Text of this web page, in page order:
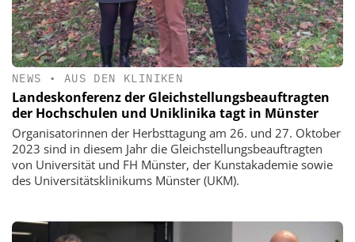
NEWS • AUS DEN KLINIKEN
Landeskonferenz der Gleichstellungsbeauftragten
der Hochschulen und Uniklinika tagt in Münster
Organisatorinnen der Herbsttagung am 26. und 27. Oktober
2023 sind in diesem Jahr die Gleichstellungsbeauftragten
von Universität und FH Münster, der Kunstakademie sowie
des Universitätsklinikums Münster (UKM).